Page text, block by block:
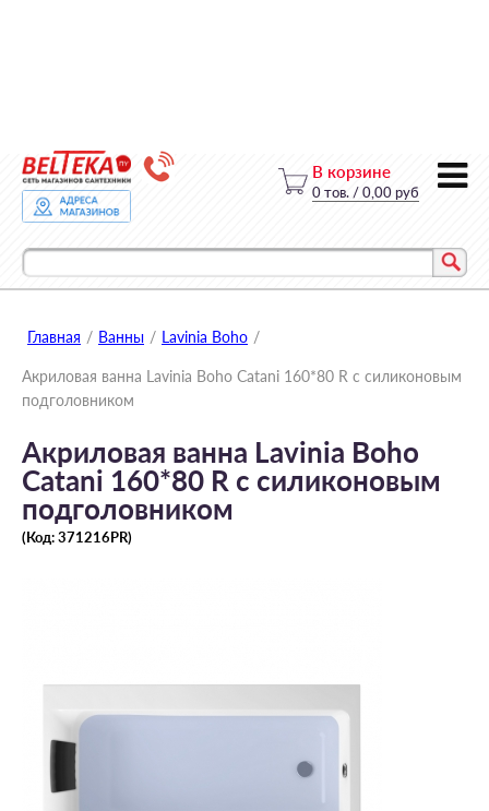
В корзине
Главная / Ванны / Lavinia Boho /
Акриловая ванна Lavinia Boho Сatani 160*80 R с силиконовым
подголовником
Акриловая ванна Lavinia Boho
Сatani 160*80 R с силиконовым
подголовником
(Код:371216PR)